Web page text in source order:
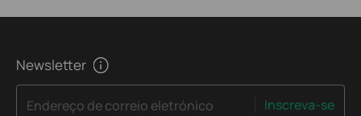
Newsletter
Endereço de correio eletrónico Inscreva-se